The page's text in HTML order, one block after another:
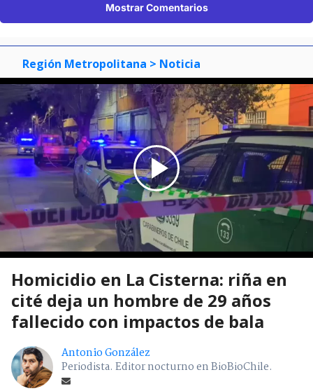
Mostrar Comentarios
Región Metropolitana > Noticia
Homicidio en La Cisterna: riña en
cité deja un hombre de 29 años
fallecido con impactos de bala
Antonio González
Periodista. Editor nocturno en BioBioChile.